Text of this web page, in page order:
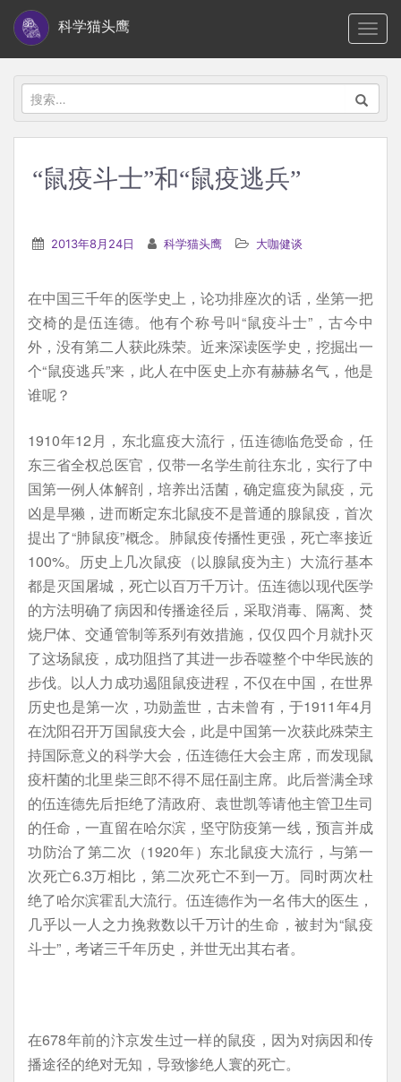
i
科学猫头鹰
搜
索：
“鼠疫斗士”和“鼠疫逃兵”
2013年8月24日 科学猫头鹰 大咖健谈
在中国三千年的医学史上，论功排座次的话，坐第一把
交椅的是伍连德。他有个称号叫“鼠疫斗士”，古今中
外，没有第二人获此殊荣。近来深读医学史，挖掘出一
个“鼠疫逃兵”来，此人在中医史上亦有赫赫名气，他是
谁呢？
1910年12月，东北瘟疫大流行，伍连德临危受命，任
东三省全权总医官，仅带一名学生前往东北，实行了中
国第一例人体解剖，培养出活菌，确定瘟疫为鼠疫，元
凶是旱獭，进而断定东北鼠疫不是普通的腺鼠疫，首次
提出了“肺鼠疫”概念。肺鼠疫传播性更强，死亡率接近
100%。历史上几次鼠疫（以腺鼠疫为主）大流行基本
都是灭国屠城，死亡以百万千万计。伍连德以现代医学
的方法明确了病因和传播途径后，采取消毒、隔离、焚
烧尸体、交通管制等系列有效措施，仅仅四个月就扑灭
了这场鼠疫，成功阻挡了其进一步吞噬整个中华民族的
步伐。以人力成功遏阻鼠疫进程，不仅在中国，在世界
历史也是第一次，功勋盖世，古未曾有，于1911年4月
在沈阳召开万国鼠疫大会，此是中国第一次获此殊荣主
持国际意义的科学大会，伍连德任大会主席，而发现鼠
疫杆菌的北里柴三郎不得不屈任副主席。此后誉满全球
的伍连德先后拒绝了清政府、袁世凯等请他主管卫生司
的任命，一直留在哈尔滨，坚守防疫第一线，预言并成
功防治了第二次（1920年）东北鼠疫大流行，与第一
次死亡6.3万相比，第二次死亡不到一万。同时两次杜
绝了哈尔滨霍乱大流行。伍连德作为一名伟大的医生，
几乎以一人之力挽救数以千万计的生命，被封为“鼠疫
斗士”，考诸三千年历史，并世无出其右者。
在678年前的汴京发生过一样的鼠疫，因为对病因和传
播途径的绝对无知，导致惨绝人寰的死亡。